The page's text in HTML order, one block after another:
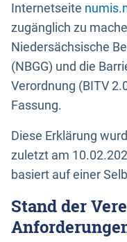
Internetseite
zugänglich zu
Niedersächsische
(NBGG) und die
Verordnung (BITV
Fassung.
Diese Erklärung
zuletzt am
basiert auf einer
Stand der